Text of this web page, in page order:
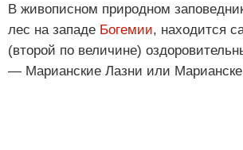
В живописном природном
лес на западе Богемии, находится
(второй по величине)
— Марианские Лазни или